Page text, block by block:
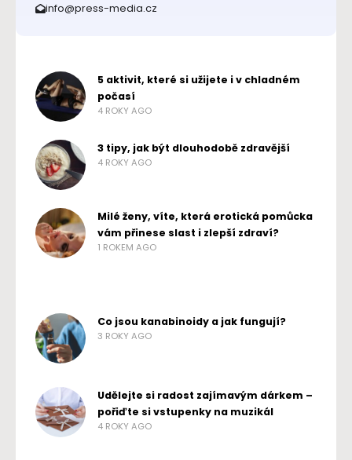
info@press-media.cz
5 aktivit, které si užijete i v chladném
počasí
4 ROKY AGO
3 tipy, jak být dlouhodobě zdravější
4 ROKY AGO
Milé ženy, víte, která erotická pomůcka
vám přinese slast i zlepší zdraví?
1 ROKEM AGO
Co jsou kanabinoidy a jak fungují?
3 ROKY AGO
Udělejte si radost zajímavým dárkem –
pořiďte si vstupenky na muzikál
4 ROKY AGO